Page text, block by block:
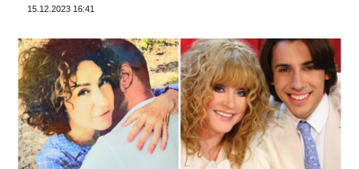
15.12.2023 16:41